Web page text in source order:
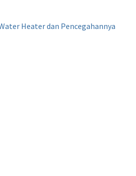
Heater dan Pencegahannya